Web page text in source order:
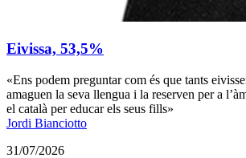
Eivissa, 53,5%
«Ens podem preguntar com és que tants
amaguen la seva llengua i la reserven per a
el català per educar els seus fills»
Jordi Bianciotto
31/07/2026